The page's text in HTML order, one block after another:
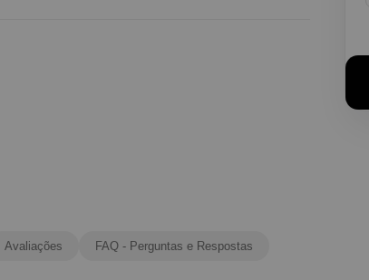
Avaliações FAQ - Perguntas e Respostas